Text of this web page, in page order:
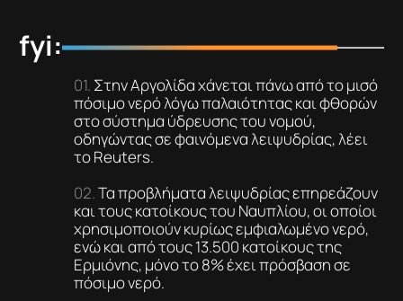
fyi:
Στην Αργολίδα χάνεται πάνω από το μισό
πόσιμο νερό λόγω παλαιότητας και φθορών
στο σύστημα ύδρευσης του νομού,
οδηγώντας σε φαινόμενα λειψυδρίας, λέει
το Reuters.
Τα προβλήματα λειψυδρίας επηρεάζουν
και τους κατοίκους του Ναυπλίου, οι οποίοι
χρησιμοποιούν κυρίως εμφιαλωμένο νερό,
ενώ και από τους 13.500 κατοίκους της
Ερμιόνης, μόνο το 8% έχει πρόσβαση σε
πόσιμο νερό.